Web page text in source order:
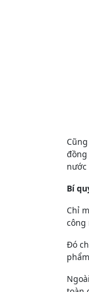
nước
Bí
Chỉ
công
Đó